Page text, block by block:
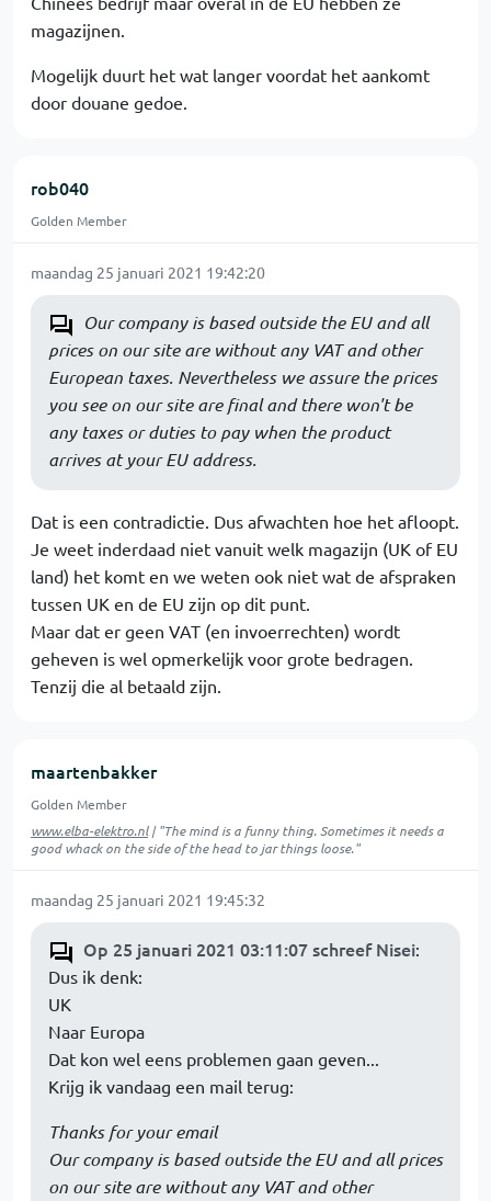
magazijnen.
Mogelijk duurt het wat langer voordat het aankomt
door douane gedoe.
rob040
Golden Member
maandag 25 januari 2021 19:42:20
Our company is based outside the EU and all
prices on our site are without any VAT and other
European taxes. Nevertheless we assure the prices
you see on our site are final and there won't be
any taxes or duties to pay when the product
arrives at your EU address.
Dat is een contradictie. Dus afwachten hoe het afloopt.
Je weet inderdaad niet vanuit welk magazijn (UK of EU
land) het komt en we weten ook niet wat de afspraken
tussen UK en de EU zijn op dit punt.
Maar dat er geen VAT (en invoerrechten) wordt
geheven is wel opmerkelijk voor grote bedragen.
Tenzij die al betaald zijn.
maartenbakker
Golden Member
www.elba-elektro.nl| "The mind is a funny thing. Sometimes it needs a
good whack on the side of the head to jar things loose."
maandag 25 januari 2021 19:45:32
Op 25 januari 2021 03:11:07 schreef Nisei:
Dus ik denk:
UK
Naar Europa
Dat kon wel eens problemen gaan geven...
Krijg ik vandaag een mail terug:
Thanks for your email
Our company is based outside the EU and all prices
on our site are without any VAT and other